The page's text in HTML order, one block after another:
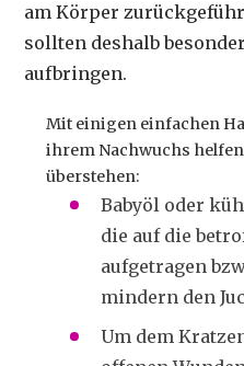
am Körper
sollten deshalb
aufbringen.
Mit einigen einfachen
ihrem Nachwuchs
überstehen:
Babyöl oder
die auf die
aufgetragen
mindern den
Um dem